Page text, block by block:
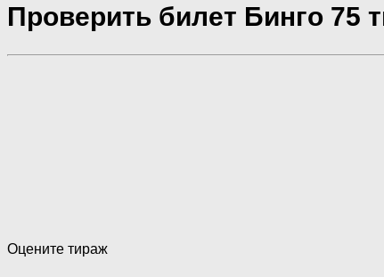
Проверить билет Бинго 75
Оцените тираж